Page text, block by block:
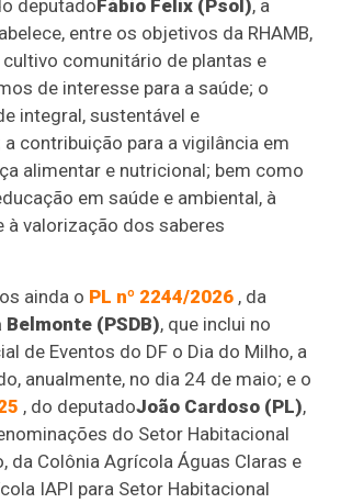
deputadoFábio Felix (Psol), a
entre os objetivos da RHAMB,
comunitário de plantas e
de interesse para a saúde; o
integral, sustentável e
contribuição para a vigilância em
alimentar e nutricional; bem como
em saúde e ambiental, à
à valorização dos saberes
ainda o PL nº 2244/2026 , da
Belmonte (PSDB), que inclui no
de Eventos do DF o Dia do Milho, a
anualmente, no dia 24 de maio; e o
, do deputadoJoão Cardoso (PL),
do Setor Habitacional
da Colônia Agrícola Águas Claras e
IAPI para Setor Habitacional